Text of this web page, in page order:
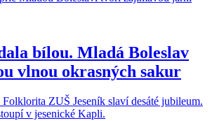
bílou. Mladá Boleslav
vlnou okrasných sakur